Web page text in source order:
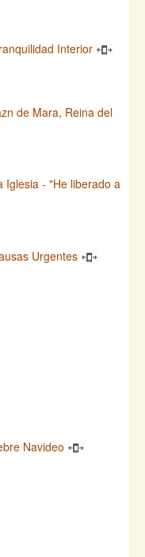
Interior
de Mara, Reina del
Iglesia - "He liberado a
Urgentes
Navideo